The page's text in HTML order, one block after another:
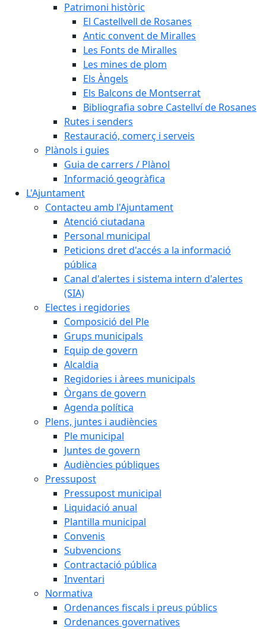
Patrimoni històric
El Castellvell de Rosanes
Antic convent de Miralles
Les Fonts de Miralles
Les mines de plom
Els Àngels
Els Balcons de Montserrat
Bibliografia sobre Castellví de Rosanes
Rutes i senders
Restauració, comerç i serveis
Plànols i guies
Guia de carrers / Plànol
Informació geogràfica
L'Ajuntament
Contacteu amb l'Ajuntament
Atenció ciutadana
Personal municipal
Peticions dret d'accés a la informació
pública
Canal d'alertes i sistema intern d'alertes
(SIA)
Electes i regidories
Composició del Ple
Grups municipals
Equip de govern
Alcaldia
Regidories i àrees municipals
Òrgans de govern
Agenda política
Plens, juntes i audiències
Ple municipal
Juntes de govern
Audiències públiques
Pressupost
Pressupost municipal
Liquidació anual
Plantilla municipal
Convenis
Subvencions
Contractació pública
Inventari
Normativa
Ordenances fiscals i preus públics
Ordenances governatives